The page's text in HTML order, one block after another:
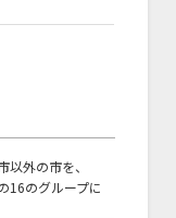
外の市を、
16のグループに